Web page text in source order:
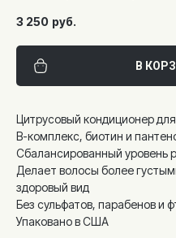
3 250 руб.
В
Цитрусовый кондиционер
В-комплекс, биотин и
Сбалансированный уровень
Делает волосы более
здоровый вид
Без сульфатов, парабенов и
Упаковано в США